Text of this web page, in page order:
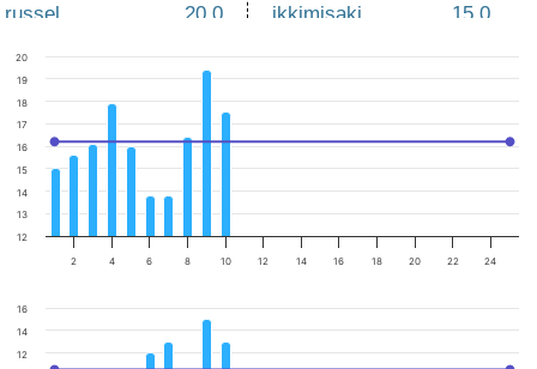
russel
20.0
greg971
19.0
ikkimisaki
15.0
2 4 6 8 10 12 14 16 18 20 22 24
12
13
14
15
16
17
18
19
20
12
14
16